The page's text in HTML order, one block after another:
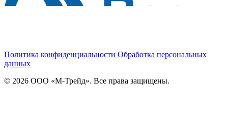
Политика конфиденциальности Обработка персональных
данных
© 2026 ООО «М-Трейд». Все права защищены.